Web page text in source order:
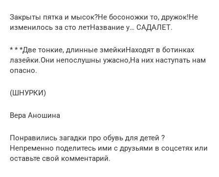
Закрыты пятка и мысок?Не босоножки то, дружок!Не
изменилось за сто летНазвание у… САДАЛЕТ.
* * *Две тонкие, длинные змейкиНаходят в ботинках
лазейки.Они непослушны ужасно,На них наступать нам
опасно.
(ШНУРКИ)
Вера Аношина
Понравились загадки про обувь для детей ?
Непременно поделитесь ими с друзьями в соцсетях или
оставьте свой комментарий.